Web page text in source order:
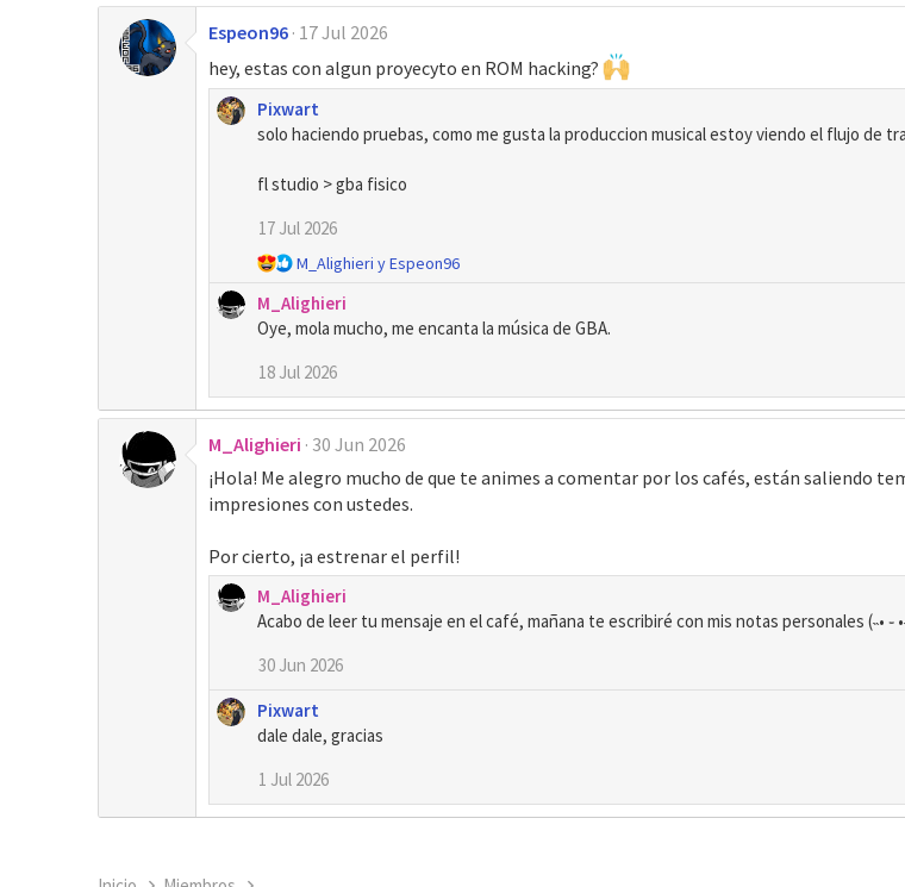
Espeon96 17 Jul 2026
hey, estas con algun proyecyto en ROM hacking?
Pixwart
solo haciendo pruebas, como me gusta la produccion musical estoy viendo el flujo de
fl studio > gba fisico
17 Jul 2026
R
a
c
i
o
n
e
:
M_Alighieri yEspeon96
M_Alighieri
Oye, mola mucho, me encanta la música de GBA.
18 Jul 2026
M_Alighieri 30 Jun 2026
¡Hola! Me alegro mucho de que te animes a comentar por los cafés, están saliendo
impresiones con ustedes.
Por cierto, ¡a estrenar el perfil!
M_Alighieri
Acabo de leer tu mensaje en el café, mañana te escribiré con mis notas personales (˵• ֊
30 Jun 2026
Pixwart
dale dale, gracias
1 Jul 2026